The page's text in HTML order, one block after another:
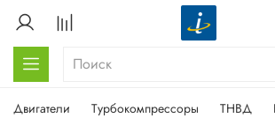
Двигатели Турбокомпрессоры ТНВД